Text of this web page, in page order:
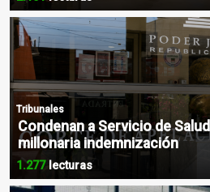
Tribunales
Condenan a Servicio de
millonaria indemnización
1.277lecturas